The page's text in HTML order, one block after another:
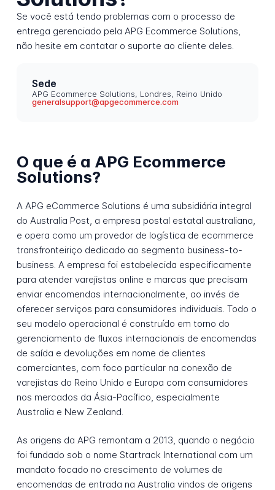
Se você está tendo problemas com o processo de
entrega gerenciado pela APG Ecommerce Solutions,
não hesite em contatar o suporte ao cliente deles.
Sede
APG Ecommerce Solutions, Londres, Reino Unido
generalsupport@apgecommerce.com
O que é a APG Ecommerce
Solutions?
A APG eCommerce Solutions é uma subsidiária integral
do Australia Post, a empresa postal estatal australiana,
e opera como um provedor de logística de ecommerce
transfronteiriço dedicado ao segmento business-to-
business. A empresa foi estabelecida especificamente
para atender varejistas online e marcas que precisam
enviar encomendas internacionalmente, ao invés de
oferecer serviços para consumidores individuais. Todo o
seu modelo operacional é construído em torno do
gerenciamento de fluxos internacionais de encomendas
de saída e devoluções em nome de clientes
comerciantes, com foco particular na conexão de
varejistas do Reino Unido e Europa com consumidores
nos mercados da Ásia-Pacífico, especialmente
Australia e New Zealand.
As origens da APG remontam a 2013, quando o negócio
foi fundado sob o nome Startrack International com um
mandato focado no crescimento de volumes de
encomendas de entrada na Australia vindos de origens